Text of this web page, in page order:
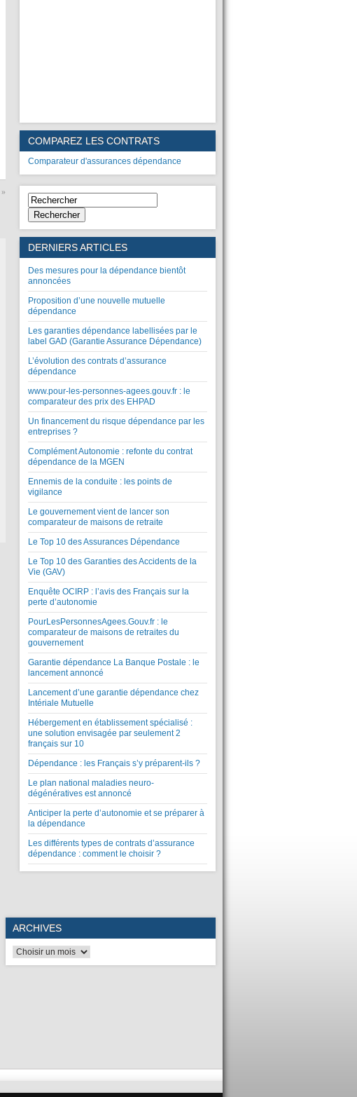
»
COMPAREZ LES CONTRATS
Comparateur d'assurances dépendance
Rechercher
DERNIERS ARTICLES
Des mesures pour la dépendance bientôt
annoncées
Proposition d’une nouvelle mutuelle
dépendance
Les garanties dépendance labellisées par le
label GAD (Garantie Assurance Dépendance)
L’évolution des contrats d’assurance
dépendance
www.pour-les-personnes-agees.gouv.fr : le
comparateur des prix des EHPAD
Un financement du risque dépendance par les
entreprises ?
Complément Autonomie : refonte du contrat
dépendance de la MGEN
Ennemis de la conduite : les points de
vigilance
Le gouvernement vient de lancer son
comparateur de maisons de retraite
Le Top 10 des Assurances Dépendance
Le Top 10 des Garanties des Accidents de la
Vie (GAV)
Enquête OCIRP : l’avis des Français sur la
perte d’autonomie
PourLesPersonnesAgees.Gouv.fr : le
comparateur de maisons de retraites du
gouvernement
Garantie dépendance La Banque Postale : le
lancement annoncé
Lancement d’une garantie dépendance chez
Intériale Mutuelle
Hébergement en établissement spécialisé :
une solution envisagée par seulement 2
français sur 10
Dépendance : les Français s’y préparent-ils ?
Le plan national maladies neuro-
dégénératives est annoncé
Anticiper la perte d’autonomie et se préparer à
la dépendance
Les différents types de contrats d’assurance
dépendance : comment le choisir ?
ARCHIVES